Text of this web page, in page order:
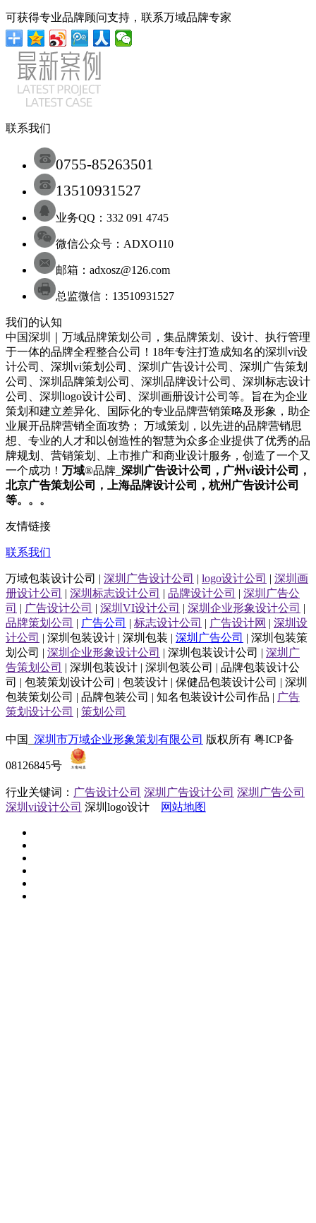
可获得专业品牌顾问支持，联系万域品牌专家
联系我们
0755-85263501
13510931527
业务QQ：332 091 4745
微信公众号：ADXO110
邮箱：adxosz@126.com
总监微信：13510931527
我们的认知
中国深圳｜万域品牌策划公司，集品牌策划、设计、执行管理
于一体的品牌全程整合公司！18年专注打造成知名的深圳 vi设
计公司 深圳 vi策划 公司 深圳 广告设计公司 深圳 广告策划
公司
深圳 品牌策划 公司 深圳 品牌设计公司 深圳 标志设计
公司
深圳 logo设计公司 深圳 画册设计公司 等。旨在为企业
策划和建立差异化、国际化的专业品牌营销策略及形象，助企
业展开品牌营销全面攻势； 万域策划，以先进的品牌营销思
想、专业的人才和以创造性的智慧为众多企业提供了优秀的品
牌规划、营销策划、上市推广和商业设计服务， 创造了一个又
一个成功！ 万域®品牌_ 深圳 广告设计公司 ，广州vi设计公司
，
北京广告策划公司 ，上海品牌设计公司 ，杭州 广告设计公司
等。。。
友情链接
联系我们
万域包装设计公司 | 深圳广告设计公司 | logo设计公司 | 深圳画
册设计公司 | 深圳标志设计公司 | 品牌设计公司 | 深圳广告公
司 | 广告设计公司 | 深圳VI设计公司 | 深圳企业形象设计公司 |
品牌策划公司 | 广告公司 | 标志设计公司 | 广告设计网 | 深圳设
计公司 | 深圳包装设计 | 深圳包装 | 深圳广告公司 | 深圳包装策
划公司 | 深圳企业形象设计公司 | 深圳包装设计公司 | 深圳广
告策划公司 | 深圳包装设计 | 深圳包装公司 | 品牌包装设计公
司 | 包装策划设计公司 | 包装设计 | 保健品包装设计公司 | 深圳
包装策划公司 | 品牌包装公司 | 知名包装设计公司作品 | 广告
策划设计公司 | 策划公司
中国_ 深圳市万域企业形象策划有限公司 版权所有 粤ICP备
08126845号
行业关键词： 广告设计公司 深圳广告设计公司 深圳广告公司
深圳vi设计公司 深圳logo设计 网站地图